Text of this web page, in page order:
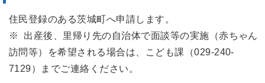
住民登録のある茨城町へ申請します。
※ 出産後、里帰り先の自治体で面談等の実施（赤ちゃん
訪問等）を希望される場合は、こども課（029-240-
7129）までご連絡ください。